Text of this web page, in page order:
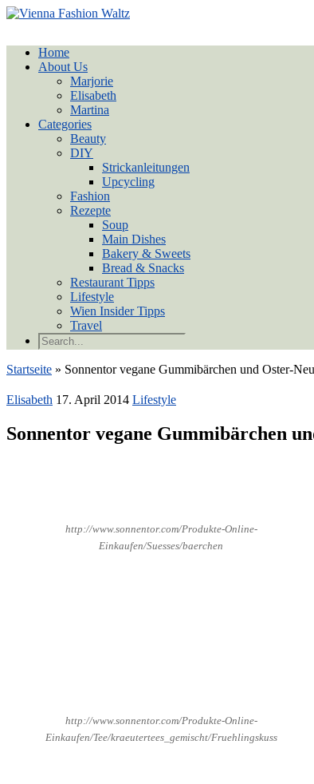
Home
About Us
Marjorie
Elisabeth
Martina
Categories
Beauty
DIY
Strickanleitungen
Upcycling
Fashion
Rezepte
Soup
Main Dishes
Bakery & Sweets
Bread & Snacks
Restaurant Tipps
Lifestyle
Wien Insider Tipps
Travel
Startseite » Sonnentor vegane Gummibärchen und Oster-
Elisabeth 17. April 2014 Lifestyle
Sonnentor vegane Gummibärchen
http://www.sonnentor.com/Produkte-Online-
Einkaufen/Suesses/baerchen
http://www.sonnentor.com/Produkte-Online-
Einkaufen/Tee/kraeutertees_gemischt/Fruehlingskuss